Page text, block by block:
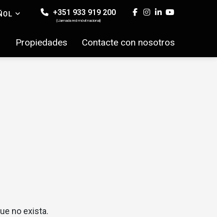
+351 933 919 200
(Llamada red móvil nacional)
Propiedades Contacte con nosotros
no exista.